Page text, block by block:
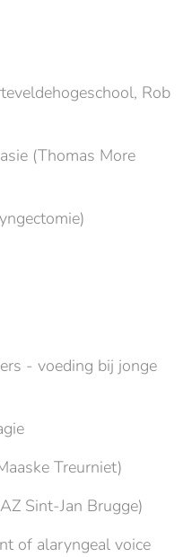
Rob
(Thomas More
- voeding bij jonge
Treurniet)
Sint-Jan Brugge)
of alaryngeal voice